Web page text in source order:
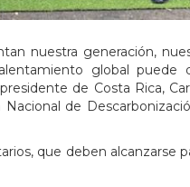
nuestra generación,
global puede
de Costa Rica,
de
que deben alcanzarse